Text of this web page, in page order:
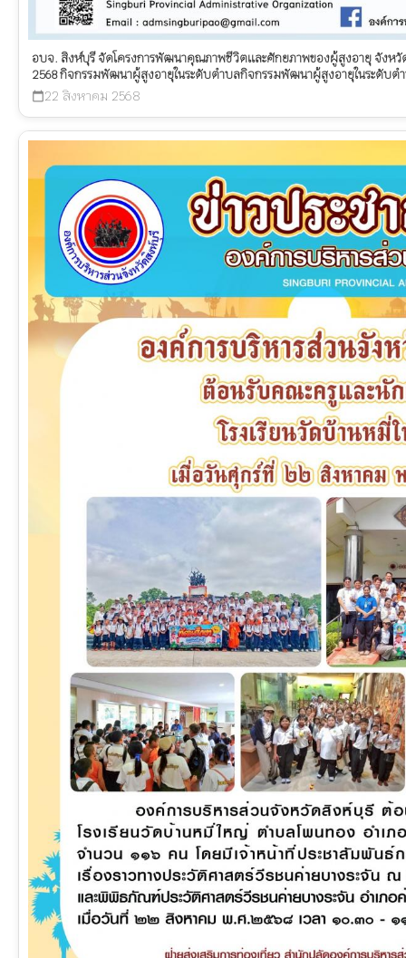
อบจ. สิงห์บุรี จัดโครงการพัฒนาคุณภาพชีวิตและศักยภาพของผู้สูงอายุ จังห
2568 กิจกรรมพัฒนาผู้สูงอายุในระดับตำบลกิจกรรมพัฒนาผู้สูงอายุในระดับต
calendar_today 22 สิงหาคม 2568